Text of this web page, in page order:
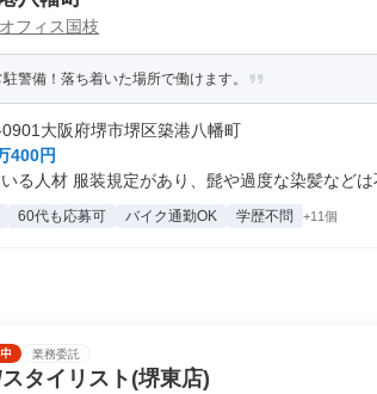
フィス国枝
警備！落ち着いた場所で働けます。
大阪府堺市堺区築港八幡町
400円
る人材 服装規定があり、髭や過度な染髪などは
60代も応募可 バイク通勤OK 学歴不問 +11個
業務委託
タイリスト(堺東店)